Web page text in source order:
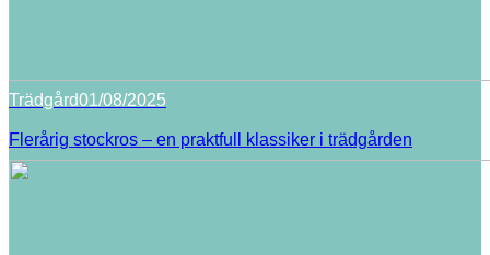
Trädgård01/08/2025
Flerårig stockros – en praktfull klassiker i trädgården